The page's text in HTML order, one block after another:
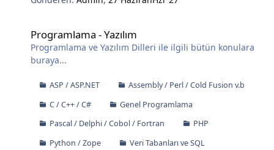
Programlama - Yazılım
Programlama ve Yazılım Dilleri ile ilgili bütün konulara
buraya...
ASP / ASP.NET
Assembly / Perl / Cold Fusion v.b
C / C++ / C#
Genel Programlama
Pascal / Delphi / Cobol / Fortran
PHP
Python / Zope
Veri Tabanları ve SQL